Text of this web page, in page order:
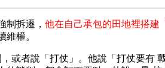
制拆遷， 他在自己承包的田地裡搭建
維權。
或者說「打仗」。他說「打仗要有